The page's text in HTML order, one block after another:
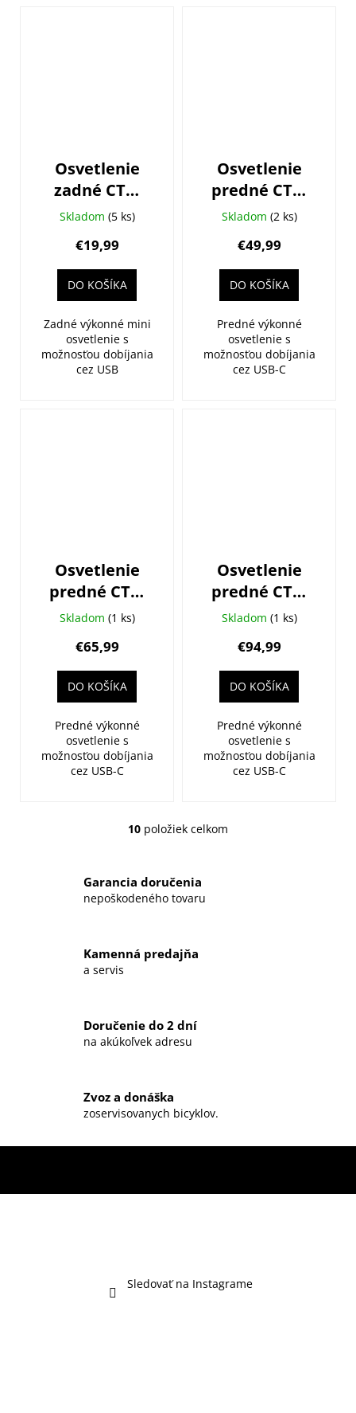
Osvetlenie
zadné CTM
Pixel, 20lm,
Skladom (5 ks)
€19,99
DO KOŠÍKA
Zadné výkonné mini
osvetlenie s
možnosťou dobíjania
cez USB
Osvetlenie
predné CTM
R:AMP 8,
Skladom (2 ks)
€49,99
DO KOŠÍKA
Predné výkonné
osvetlenie s
možnosťou dobíjania
cez USB-C
Osvetlenie
predné CTM
R:AMP 12,
Skladom (1 ks)
€65,99
DO KOŠÍKA
Predné výkonné
osvetlenie s
možnosťou dobíjania
cez USB-C
Osvetlenie
predné CTM
D:AMP 16,
Skladom (1 ks)
€94,99
DO KOŠÍKA
Predné výkonné
osvetlenie s
možnosťou dobíjania
cez USB-C
O
á
d
i
v
k
p
s
10 položiek celkom
Garancia doručenia
nepoškodeného tovaru
Kamenná predajňa
a servis
Doručenie do 2 dní
na akúkoľvek adresu
Zvoz a donáška
zoservisovanych bicyklov.
Sledovať na Instagrame